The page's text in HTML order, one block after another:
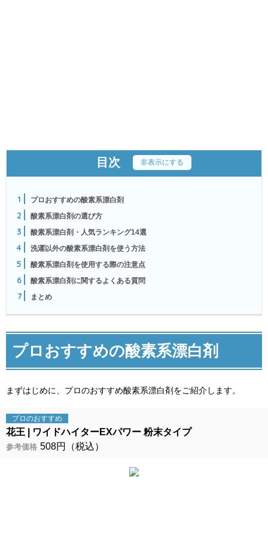
目次 非表示にする
1 プロおすすめの酸素系漂白剤
2 酸素系漂白剤の選び方
3 酸素系漂白剤・人気ランキング14選
4 洗濯以外の酸素系漂白剤を使う方法
5 酸素系漂白剤を使用する際の注意点
6 酸素系漂白剤に関するよくある質問
7 まとめ
プロおすすめの酸素系漂白剤
まずはじめに、プロのおすすめ酸素系漂白剤をご紹介します。
プロのおすすめ
花王 ワイドハイターEXパワー 粉末タイプ
参考価格 508円（税込）